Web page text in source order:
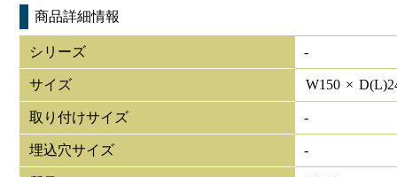
商品詳細情報
シリーズ -
サイズ W150 × D(L)
取り付けサイズ -
埋込穴サイズ -